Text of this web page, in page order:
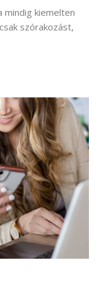
kiemelten
szórakozást,